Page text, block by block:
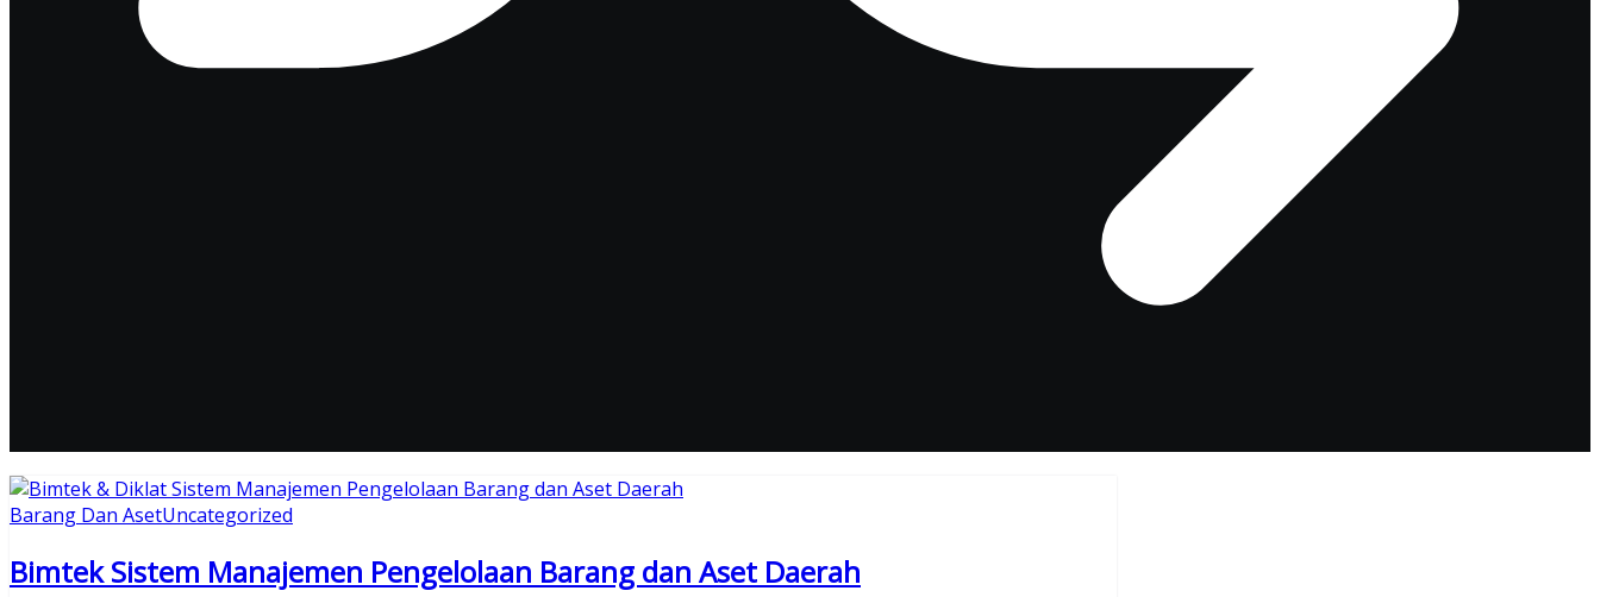
Barang Dan AsetUncategorized
Bimtek Sistem Manajemen Pengelolaan Barang dan Aset Daerah